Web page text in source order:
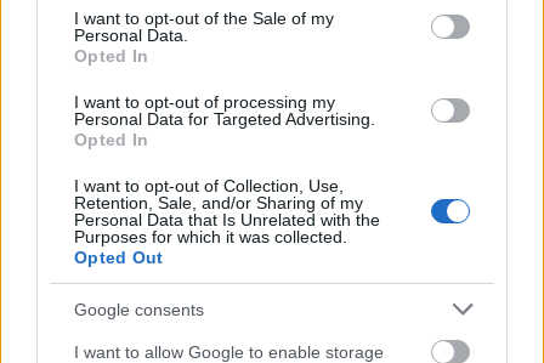
consent section.
I want to opt-out of the Sale of my
Personal Data.
Opted In
I want to opt-out of processing my
Personal Data for Targeted Advertising.
Opted In
I want to opt-out of Collection, Use,
Retention, Sale, and/or Sharing of my
Personal Data that Is Unrelated with the
Purposes for which it was collected.
Opted Out
Google consents
I want to allow Google to enable storage
Búcsúznak az Ikarusok a BKV-tól
IV. rész: alacsonypadlós Ikarusok
0illumination0• 2022. november 13.
Az új Mercedesek és a Solaris trolik érkezésével és a
metrópótlás végeztével lezárul egy korszak a BKV
történetében: elbúcsúznak a ...